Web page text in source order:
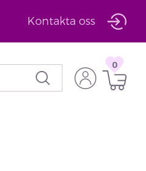
Kontakta oss
0